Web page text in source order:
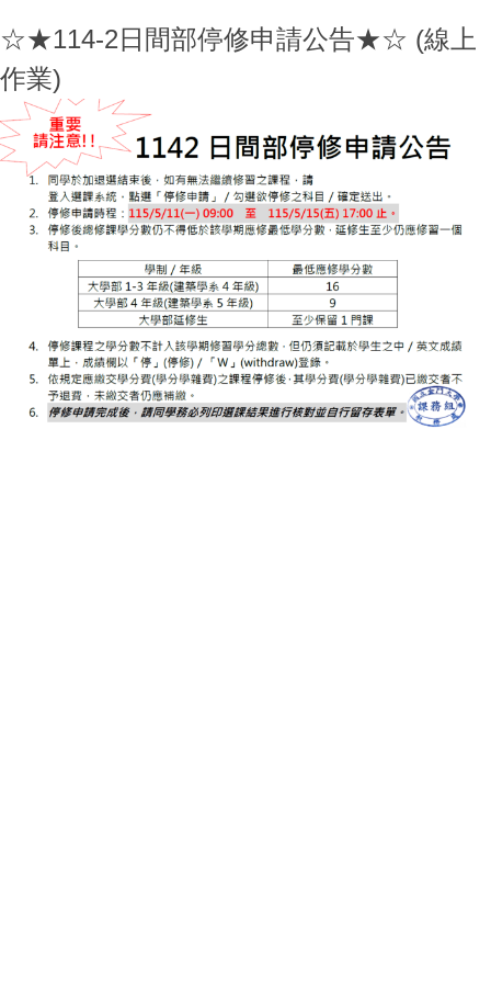
☆★114-2日間部停修申請公告★☆ (線上
作業)